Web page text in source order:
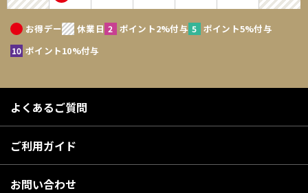
お得デー 休業日 ポイント2%付与
ポイント5%付与
ポイント10%付与
よくあるご質問
ご利用ガイド
お問い合わせ